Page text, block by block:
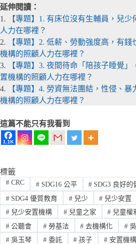
延伸閱讀：
1.
【專題】1. 有床位沒有生輔員，兒
人力在哪裡？
2.
【專題】2. 低薪、勞動強度高，有
機構的照顧人力在哪裡？
3.
【專題】3. 夜間待命「陪孩子睡覺
置機構的照顧人力在哪裡？
4.
【專題】4. 勞資無法團結，性侵、
機構的照顧人力在哪裡？
這篇不能只有我看到
1.1K
標籤
#CRC #SDG16 公平 # SDG3 良好的
#SDG4 優質教育 #兒少 # 兒少安置
#兒少安置機構 #兒童之家 # 兒童權
#公聽會 #勞基法 # 去機構化 #
#吳玉琴 #委託 # 孩子 # 安置機構